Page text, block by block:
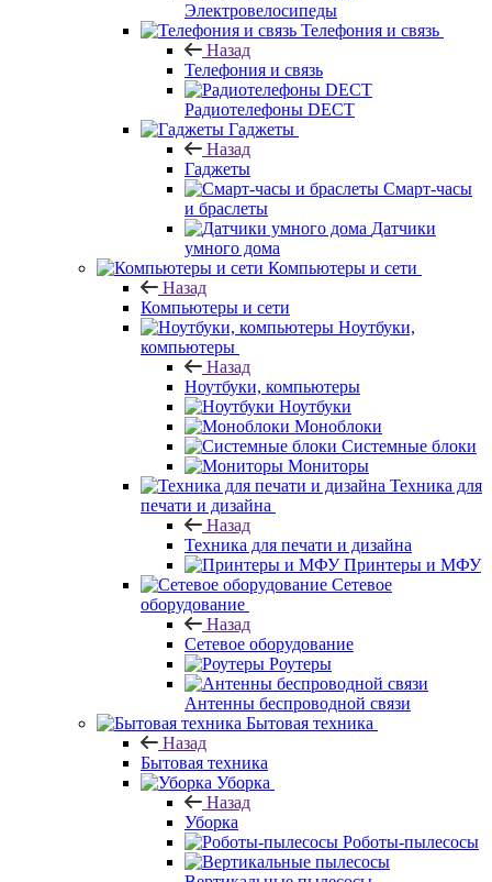
Электровелосипеды
Телефония и связь
Назад
Телефония и связь
Радиотелефоны DECT
Гаджеты
Назад
Гаджеты
Смарт-часы
и браслеты
Датчики
умного дома
Компьютеры и сети
Назад
Компьютеры и сети
Ноутбуки,
компьютеры
Назад
Ноутбуки, компьютеры
Ноутбуки
Моноблоки
Системные блоки
Мониторы
Техника для
печати и дизайна
Назад
Техника для печати и дизайна
Принтеры и МФУ
Сетевое
оборудование
Назад
Сетевое оборудование
Роутеры
Антенны беспроводной связи
Бытовая техника
Назад
Бытовая техника
Уборка
Назад
Уборка
Роботы-пылесосы